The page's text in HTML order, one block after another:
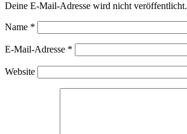
Deine E-Mail-Adresse wird nicht veröffentlicht.
Name *
E-Mail-Adresse *
Website